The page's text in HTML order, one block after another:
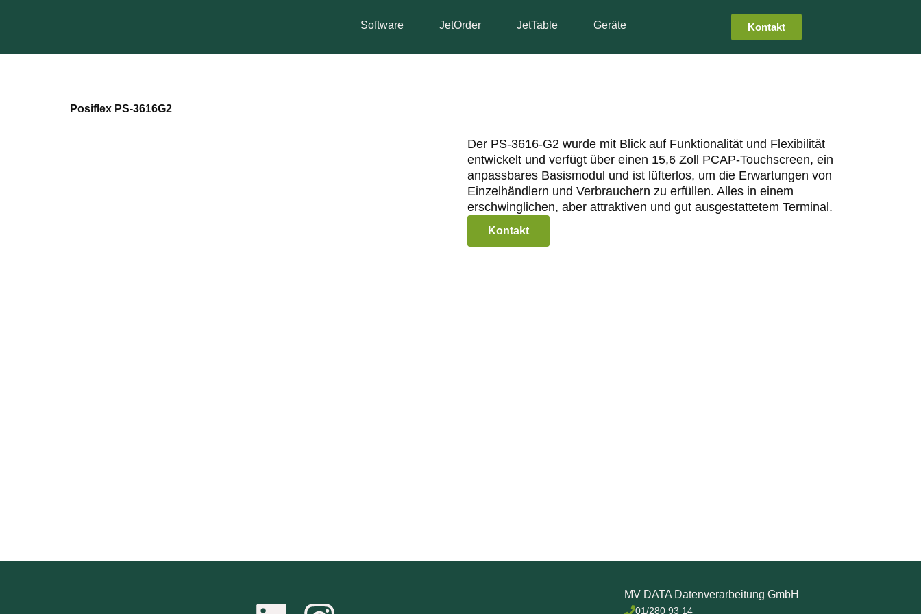
Software JetOrder JetTable Geräte Kontakt
Posiflex PS-3616G2
Der PS-3616-G2 wurde mit Blick auf Funktionalität und Flexibilität
entwickelt und verfügt über einen 15,6 Zoll PCAP-Touchscreen, ein
anpassbares Basismodul und ist lüfterlos, um die Erwartungen von
Einzelhändlern und Verbrauchern zu erfüllen. Alles in einem
erschwinglichen, aber attraktiven und gut ausgestattetem Terminal.
Kontakt
MV DATA Datenverarbeitung GmbH
01/280 93 14